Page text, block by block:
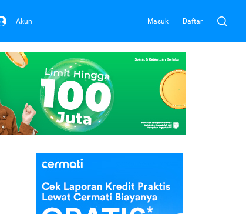
Akun Masuk Daftar